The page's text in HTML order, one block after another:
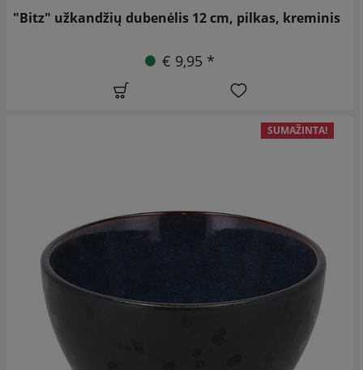
"Bitz" užkandžių dubenėlis 12 cm, pilkas, kreminis
€ 9,95 *
SUMAŽINTA!